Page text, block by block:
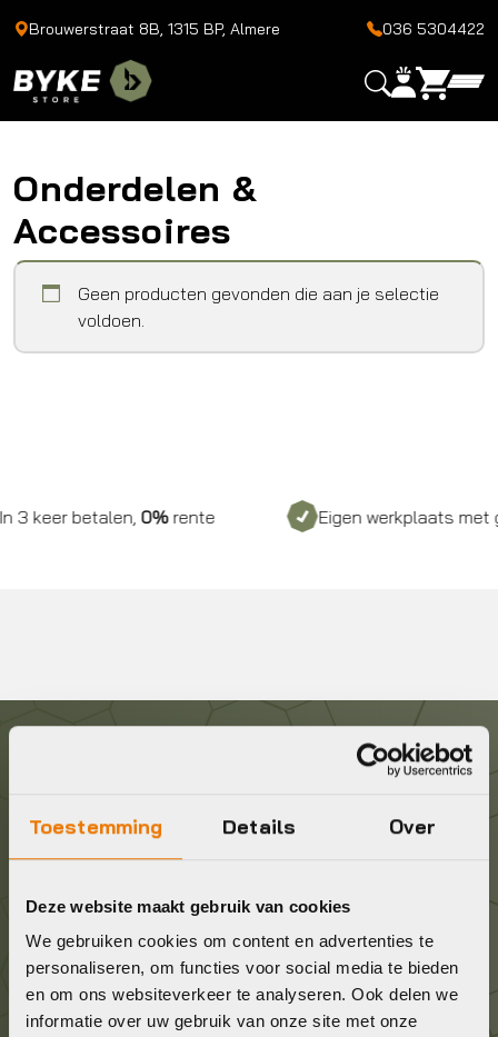
Toestemming Details Over
Deze website maakt gebruik van cookies
We gebruiken cookies om content en advertenties te
personaliseren, om functies voor social media te bieden
en om ons websiteverkeer te analyseren. Ook delen we
informatie over uw gebruik van onze site met onze
Brouwerstraat 8B, 1315 BP, Almere 036 5304422
Onderdelen &
Accessoires
Geen producten gevonden die aan je selectie
voldoen.
keer betalen,0%rente Eigen werkplaats met
Graag in contact komen?
Wij staan voor je klaar! Neem contact op via de
onderstaande gegevens.
info@bykestore.nl
Geef ons een belletje